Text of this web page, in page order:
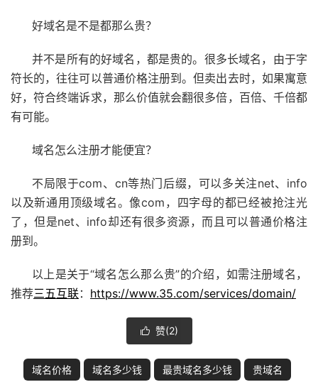
好域名是不是都那么贵？
并不是所有的好域名，都是贵的。很多长域名，由于字
符长的，往往可以普通价格注册到。但卖出去时，如果寓意
好，符合终端诉求，那么价值就会翻很多倍，百倍、千倍都
有可能。
域名怎么注册才能便宜？
不局限于com、cn等热门后缀，可以多关注net、info
以及新通用顶级域名。像com，四字母的都已经被抢注光
了，但是net、info却还有很多资源，而且可以普通价格注
册到。
以上是关于“域名怎么那么贵”的介绍，如需注册域名，
推荐三五互联： https://www.35.com/services/domain/
 赞(2)
域名价格 域名多少钱 最贵域名多少钱 贵域名